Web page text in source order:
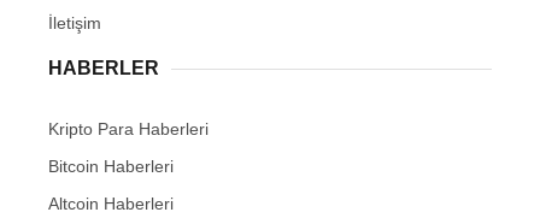
İletişim
HABERLER
Kripto Para Haberleri
Bitcoin Haberleri
Altcoin Haberleri